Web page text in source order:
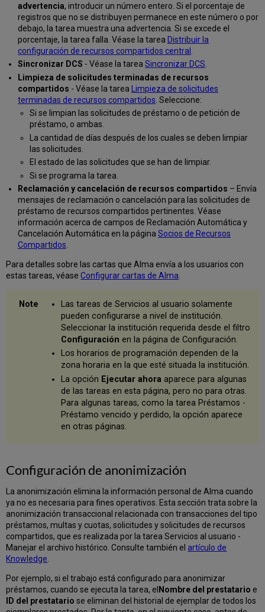
advertencia, introducir un número entero. Si el porcentaje de
registros que no se distribuyen permanece en este número o por
debajo, la tarea muestra una advertencia. Si se excede el
porcentaje, la tarea falla. Véase la tarea Distribuir la
configuración de recursos compartidos central
Sincronizar DCS - Véase la tarea Sincronizar DCS
Limpieza de solicitudes terminadas de recursos
compartidos - Véase la tarea Limpieza de solicitudes
terminadas de recursos compartidos . Seleccione:
Si se limpian las solicitudes de préstamo o de petición de
préstamo, o ambas.
La cantidad de días después de los cuales se deben limpiar
las solicitudes.
El estado de las solicitudes que se han de limpiar.
Si se programa la tarea.
Reclamación y cancelación de recursos compartidos – Envía
mensajes de reclamación o cancelación para las solicitudes de
préstamo de recursos compartidos pertinentes. Véase
información acerca de campos de Reclamación Automática y
Cancelación Automática en la página Socios de Recursos
Compartidos
Para detalles sobre las cartas que Alma envía a los usuarios con
estas tareas, véaseConfigurar cartas de Alma
Las tareas de Servicios al usuario solamente
pueden configurarse a nivel de institución.
Seleccionar la institución requerida desde el filtro
Configuración en la página de Configuración.
Los horarios de programación dependen de la
zona horaria en la que esté situada la institución.
La opción Ejecutar ahoraaparece para algunas
de las tareas en esta página, pero no para otras.
Para algunas tareas, como la tarea Préstamos -
Préstamo vencido y perdido, la opción aparece
en otras páginas.
Configuración de anonimización
La anonimización elimina la información personal de Alma cuando
ya no es necesaria para fines operativos. Esta sección trata sobre la
anonimización transaccional relacionada con transacciones del tipo
préstamos, multas y cuotas, solicitudes y solicitudes de recursos
compartidos, que es realizada por la tarea Servicios al usuario -
Manejar el archivo histórico. Consulte también el artículo de
Knowledge
Por ejemplo, si el trabajo está configurado para anonimizar
préstamos, cuando se ejecuta la tarea, el Nombre del prestatario e
ID del prestatario se eliminan del historial de ejemplar de todos los